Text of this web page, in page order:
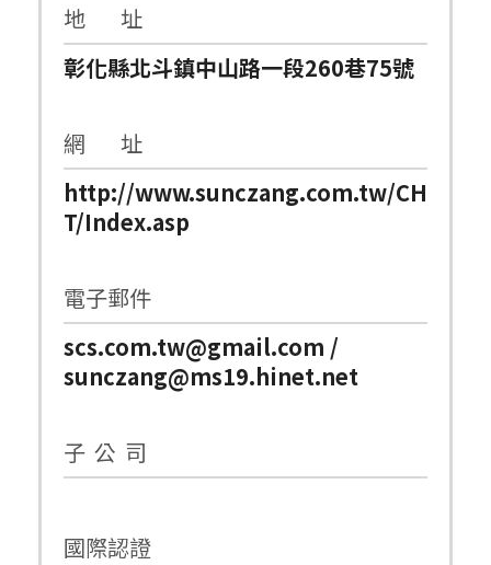
地 址
彰化縣北斗鎮中山路一段260巷75號
網 址
http://www.sunczang.com.tw/CH
T/Index.asp
電子郵件
scs.com.tw@gmail.com /
sunczang@ms19.hinet.net
子 公 司
國際認證